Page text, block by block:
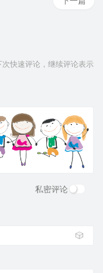
快速评论，继续评论表示
私密评论
🎲